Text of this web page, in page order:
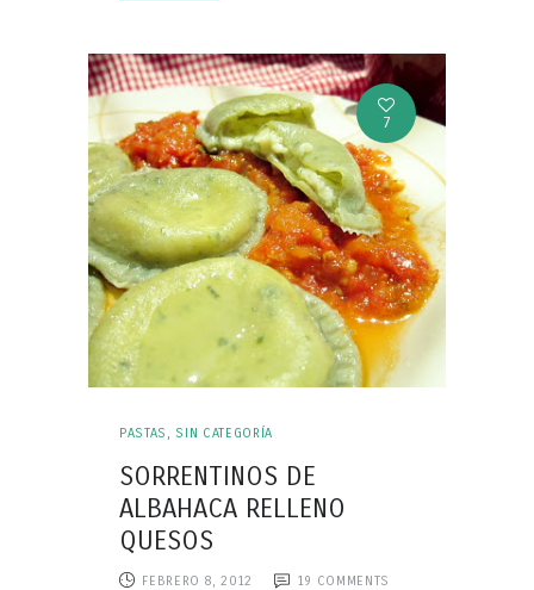
7
PASTAS , SIN CATEGORÍA
SORRENTINOS DE
ALBAHACA RELLENO
QUESOS
FEBRERO 8, 2012 19 COMMENTS